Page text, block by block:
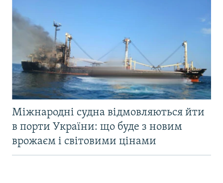
Міжнародні судна відмовляються йти
в порти України: що буде з новим
врожаєм і світовими цінами